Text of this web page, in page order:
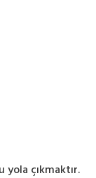
yola çıkmaktır.